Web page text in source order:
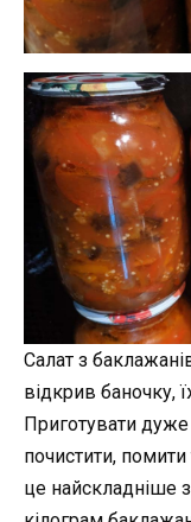
Салат з
відкрив баночку,
Приготувати
почистити, помити
це найскладніше